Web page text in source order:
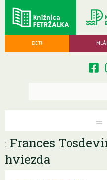
DETI
: Frances
hviezda